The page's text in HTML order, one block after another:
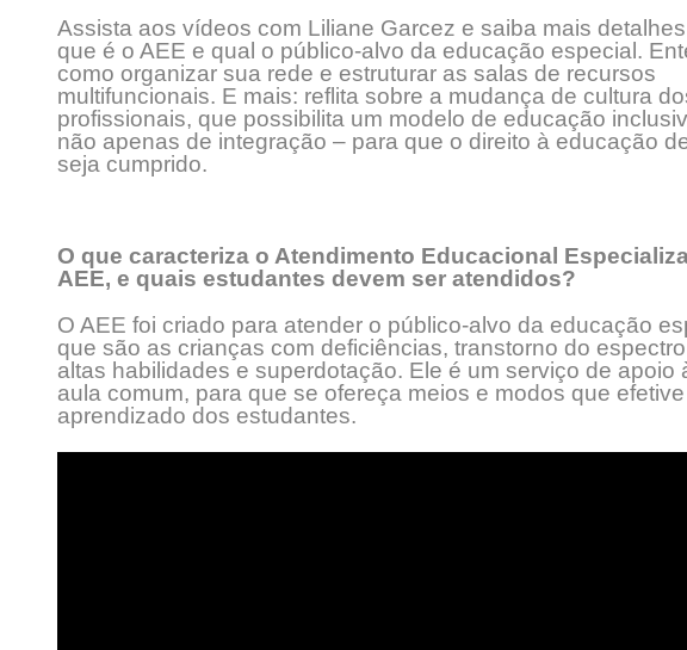
Assista aos vídeos com Liliane Garcez e saiba mais
que é o AEE e qual o público-alvo da educação especial.
como organizar sua rede e estruturar as salas de recursos
multifuncionais. E mais: reflita sobre a mudança de cultura
profissionais, que possibilita um modelo de educação
não apenas de integração – para que o direito à educação
seja cumprido.
O que caracteriza o Atendimento Educacional
AEE, e quais estudantes devem ser atendidos?
O AEE foi criado para atender o público-alvo da educação
que são as crianças com deficiências, transtorno do
altas habilidades e superdotação. Ele é um serviço de apoio
aula comum, para que se ofereça meios e modos que
aprendizado dos estudantes.